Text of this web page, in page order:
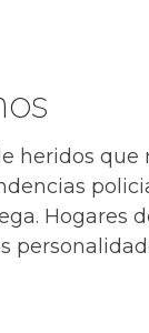
heridos
Hogares